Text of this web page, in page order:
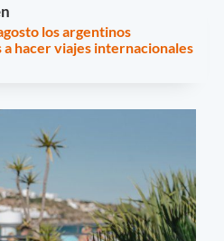
los argentinos
hacer viajes internacionales